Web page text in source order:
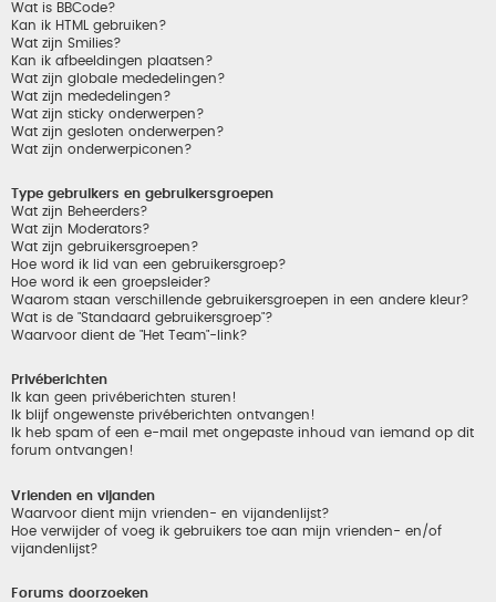
Wat is BBCode?
Kan ik HTML gebruiken?
Wat zijn Smilies?
Kan ik afbeeldingen plaatsen?
Wat zijn globale mededelingen?
Wat zijn mededelingen?
Wat zijn sticky onderwerpen?
Wat zijn gesloten onderwerpen?
Wat zijn onderwerpiconen?
Type gebruikers en gebruikersgroepen
Wat zijn Beheerders?
Wat zijn Moderators?
Wat zijn gebruikersgroepen?
Hoe word ik lid van een gebruikersgroep?
Hoe word ik een groepsleider?
Waarom staan verschillende gebruikersgroepen in een andere kleur?
Wat is de "Standaard gebruikersgroep"?
Waarvoor dient de "Het Team"-link?
Privéberichten
Ik kan geen privéberichten sturen!
Ik blijf ongewenste privéberichten ontvangen!
Ik heb spam of een e-mail met ongepaste inhoud van iemand op dit
forum ontvangen!
Vrienden en vijanden
Waarvoor dient mijn vrienden- en vijandenlijst?
Hoe verwijder of voeg ik gebruikers toe aan mijn vrienden- en/of
vijandenlijst?
Forums doorzoeken